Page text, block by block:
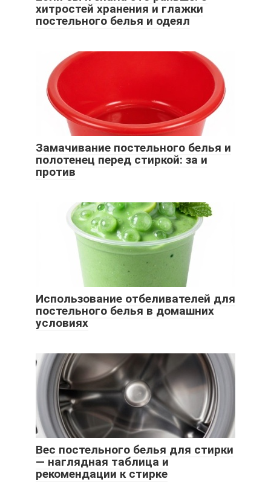
хитростей хранения и глажки
постельного белья и одеял
Замачивание постельного белья и
полотенец перед стиркой: за и
против
Использование отбеливателей для
постельного белья в домашних
условиях
Вес постельного белья для стирки
— наглядная таблица и
рекомендации к стирке